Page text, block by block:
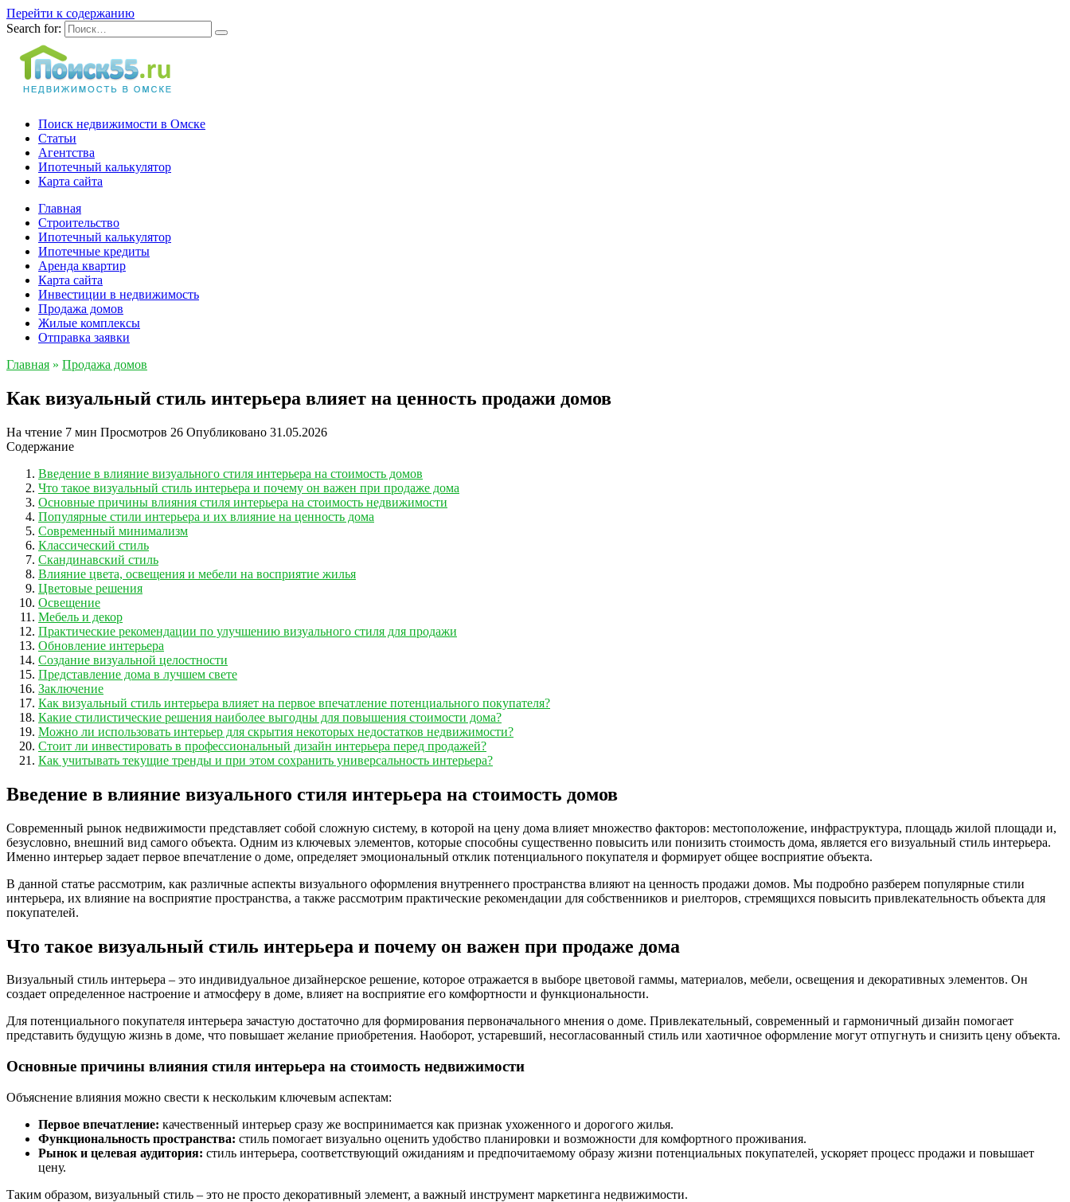
Перейти к содержанию
Search for:
Поиск недвижимости в Омске
Статьи
Агентства
Ипотечный калькулятор
Карта сайта
Главная
Строительство
Ипотечный калькулятор
Ипотечные кредиты
Аренда квартир
Карта сайта
Инвестиции в недвижимость
Продажа домов
Жилые комплексы
Отправка заявки
Главная » Продажа домов
Как визуальный стиль интерьера влияет на ценность продажи домов
На чтение 7 мин Просмотров 26 Опубликовано 31.05.2026
Содержание
Введение в влияние визуального стиля интерьера на стоимость домов
Что такое визуальный стиль интерьера и почему он важен при продаже дома
Основные причины влияния стиля интерьера на стоимость недвижимости
Популярные стили интерьера и их влияние на ценность дома
Современный минимализм
Классический стиль
Скандинавский стиль
Влияние цвета, освещения и мебели на восприятие жилья
Цветовые решения
Освещение
Мебель и декор
Практические рекомендации по улучшению визуального стиля для продажи
Обновление интерьера
Создание визуальной целостности
Представление дома в лучшем свете
Заключение
Как визуальный стиль интерьера влияет на первое впечатление потенциального покупателя?
Какие стилистические решения наиболее выгодны для повышения стоимости дома?
Можно ли использовать интерьер для скрытия некоторых недостатков недвижимости?
Стоит ли инвестировать в профессиональный дизайн интерьера перед продажей?
Как учитывать текущие тренды и при этом сохранить универсальность интерьера?
Введение в влияние визуального стиля интерьера на стоимость домов
Современный рынок недвижимости представляет собой сложную систему, в которой на цену дома влияет множество факторов: местоположение, инфраструктура, площадь жилой площади и,
безусловно, внешний вид самого объекта. Одним из ключевых элементов, которые способны существенно повысить или понизить стоимость дома, является его визуальный стиль интерьера.
Именно интерьер задает первое впечатление о доме, определяет эмоциональный отклик потенциального покупателя и формирует общее восприятие объекта.
В данной статье рассмотрим, как различные аспекты визуального оформления внутреннего пространства влияют на ценность продажи домов. Мы подробно разберем популярные стили
интерьера, их влияние на восприятие пространства, а также рассмотрим практические рекомендации для собственников и риелторов, стремящихся повысить привлекательность объекта для
покупателей.
Что такое визуальный стиль интерьера и почему он важен при продаже дома
Визуальный стиль интерьера – это индивидуальное дизайнерское решение, которое отражается в выборе цветовой гаммы, материалов, мебели, освещения и декоративных элементов. Он
создает определенное настроение и атмосферу в доме, влияет на восприятие его комфортности и функциональности.
Для потенциального покупателя интерьера зачастую достаточно для формирования первоначального мнения о доме. Привлекательный, современный и гармоничный дизайн помогает
представить будущую жизнь в доме, что повышает желание приобретения. Наоборот, устаревший, несогласованный стиль или хаотичное оформление могут отпугнуть и снизить цену объекта.
Основные причины влияния стиля интерьера на стоимость недвижимости
Объяснение влияния можно свести к нескольким ключевым аспектам:
Первое впечатление: качественный интерьер сразу же воспринимается как признак ухоженного и дорогого жилья.
Функциональность пространства: стиль помогает визуально оценить удобство планировки и возможности для комфортного проживания.
Рынок и целевая аудитория: стиль интерьера, соответствующий ожиданиям и предпочитаемому образу жизни потенциальных покупателей, ускоряет процесс продажи и повышает
цену.
Таким образом, визуальный стиль – это не просто декоративный элемент, а важный инструмент маркетинга недвижимости.